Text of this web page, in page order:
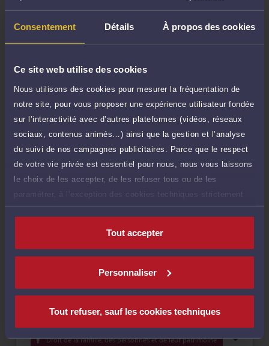
Consentement Détails À propos des cookies
Ce site web utilise des cookies
Nous utilisons des cookies pour mesurer la fréquentation de
notre site, pour vous proposer une expérience utilisateur fondée
sur l’interactivité avec d’autres plateformes (vidéos, réseaux
sociaux, contenus animés…) ainsi que la gestion et l’analyse
du suivi de nos campagnes publicitaires. Parce que le respect
de votre vie privée est essentiel pour nous, nous vous laissons
le choix de les accepter, de les refuser tous ou de les
paramétrer, à l’exception des cookies techniques strictement
nécessaires au fonctionnement du site.
Tout accepter
Personnaliser
Tout refuser, sauf les cookies techniques
Durée : 30 min 50 €
Demander un rappel
Question simple
de 1.000 caractères)
TTC
Poser une question
Consultation écrite
Etude de votre dossier + possibilité
d'ajout d'une pièce jointe
360 €
TTC
Droit de la famille, des personnes et de leur patrimoine